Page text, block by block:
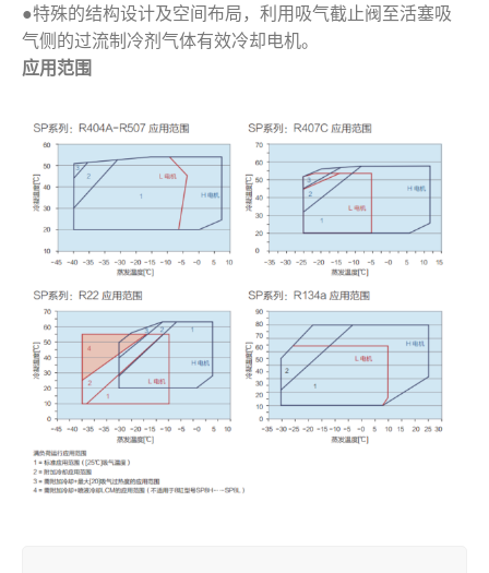
●特殊的结构设计及空间布局，利用吸气截止阀至活塞吸
气侧的过流制冷剂气体有效冷却电机。
应用范围